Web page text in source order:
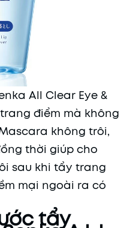
All Clear Eye &
điểm mà không
không trôi,
thời giúp cho
sau khi tẩy trang
mại ngoài ra có
tẩy